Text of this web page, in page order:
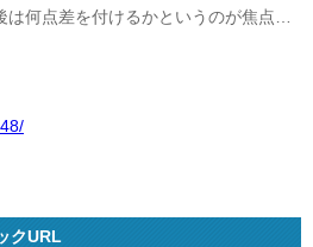
は何点差を付けるかというのが焦点…
クURL